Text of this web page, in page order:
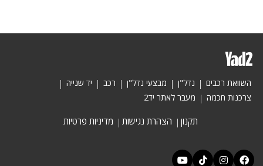
השוואת רכבים נדל"ן מבצעי נדל"ן רכב
יד שנייה
צרכנות חכמה
מעבר לאתר יד2
תקנון הצהרת נגישות מדיניות פרטיות